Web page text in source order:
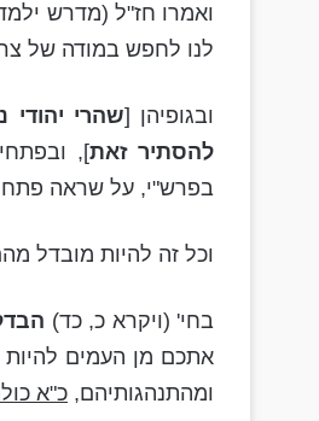
ואמרו חז"ל (מדרש
לנו לחפש במודה של
ובגופיהן [שהרי יהודי
להסתיר זאת],
בפרש"י, על שראה
וכל זה להיות מובדל
בחי' (ויקרא כ, כד)
אתכם מן העמים להיות
ומהתנהגותיהם, כ"א